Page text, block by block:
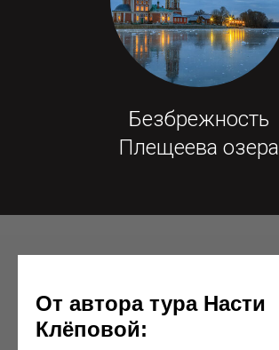
Безбрежность
Плещеева озера
От автора тура Насти
Клёповой: